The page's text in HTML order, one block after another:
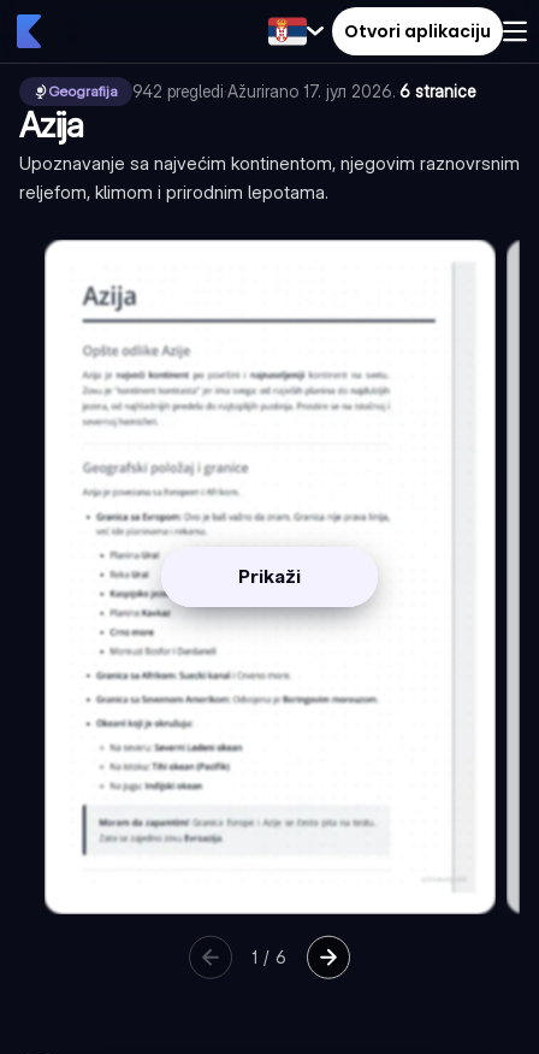
Otvori aplikaciju
Geografija 942 pregledi·Ažurirano 17. јул 2026.·6 stranice
Azija
Upoznavanje sa najvećim kontinentom, njegovim raznovrsnim
reljefom, klimom i prirodnim lepotama.
Prikaži
1 /6